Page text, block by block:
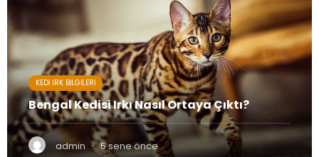
KEDI IRK BILGILERI
Bengal Kedisi Irkı Nasıl Ortaya Çıktı?
admin · 5 sene önce